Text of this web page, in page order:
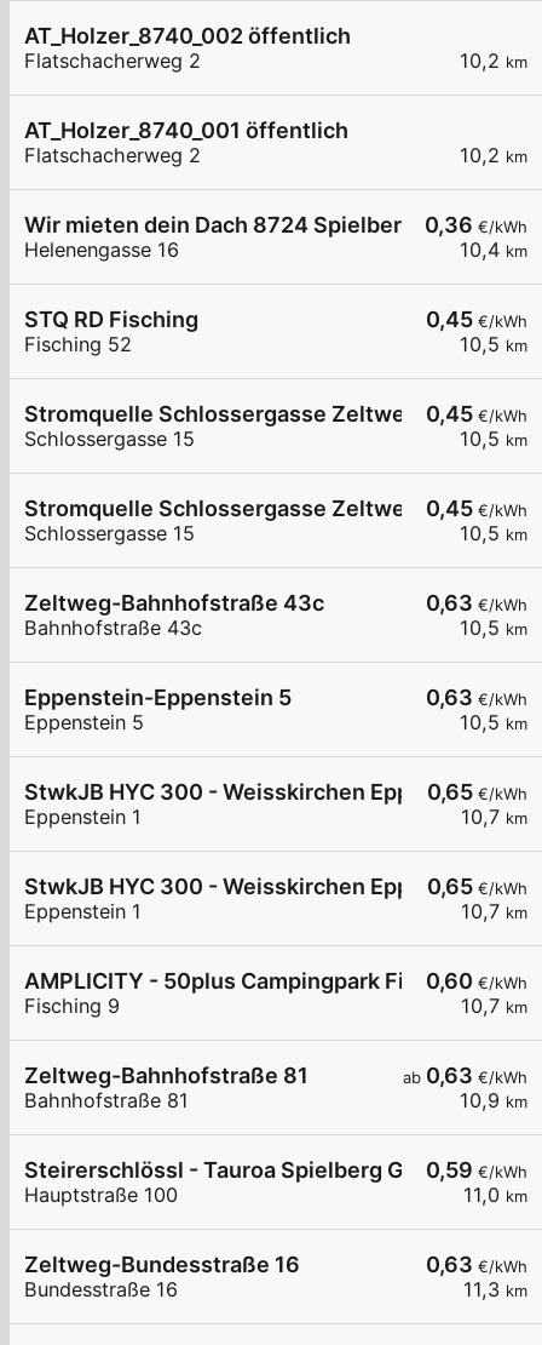
10,2 km
AT_Holzer_8740_002 öffentlich
Flatschacherweg 2
10,2 km
AT_Holzer_8740_001 öffentlich
Flatschacherweg 2
0,36 €/kWh
10,4 km
Wir mieten dein Dach 8724 Spielberg -
Helenengasse 16
0,45 €/kWh
10,5 km
STQ RD Fisching
Fisching 52
0,45 €/kWh
10,5 km
Stromquelle Schlossergasse Zeltweg 2
Schlossergasse 15
0,45 €/kWh
10,5 km
Stromquelle Schlossergasse Zeltweg 1
Schlossergasse 15
0,63 €/kWh
10,5 km
Zeltweg-Bahnhofstraße 43c
Bahnhofstraße 43c
0,63 €/kWh
10,5 km
Eppenstein-Eppenstein 5
Eppenstein 5
0,65 €/kWh
10,7 km
StwkJB HYC 300 - Weisskirchen Eppenstein 01
Eppenstein 1
0,65 €/kWh
10,7 km
StwkJB HYC 300 - Weisskirchen Eppenstein 02
Eppenstein 1
0,60 €/kWh
10,7 km
AMPLICITY - 50plus Campingpark Fisching
Fisching 9
ab 0,63 €/kWh
10,9 km
Zeltweg-Bahnhofstraße 81
Bahnhofstraße 81
0,59 €/kWh
11,0 km
Steirerschlössl - Tauroa Spielberg GmbH
Hauptstraße 100
0,63 €/kWh
11,3 km
Zeltweg-Bundesstraße 16
Bundesstraße 16